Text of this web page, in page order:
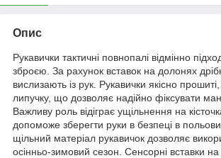
Опис
Рукавички тактичні повнопалі відмінно
зброєю. За рахунок вставок на долонях
вислизають із рук. Рукавички якісно
липучку, що дозволяє надійно фіксувати
Важливу роль відіграє ущільнення на
допоможе зберегти руки в безпеці в
щільний матеріал рукавичок дозволяє
осінньо-зимовий сезон. Сенсорні вставки на